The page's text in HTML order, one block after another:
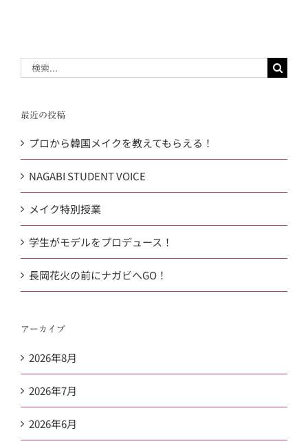
最近の投稿
プロから韓国メイクを教えてもらえる！
NAGABI STUDENT VOICE
メイク特別授業
学生がモデルをプロデュース！
長岡花火の前にナガビへGO！
アーカイブ
2026年8月
2026年7月
2026年6月